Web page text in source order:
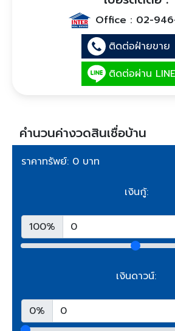
Office : 02-
ติดต่อฝ่ายขาย
ติดต่อผ่าน LINE
คำนวนค่างวดสินเชื่อบ้าน
ราคาทรัพย์: 0 บาท
เงินกู้:
100%
เงินดาวน์:
0%